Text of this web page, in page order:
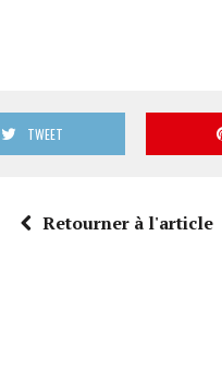
TWEET
Retourner à l'article